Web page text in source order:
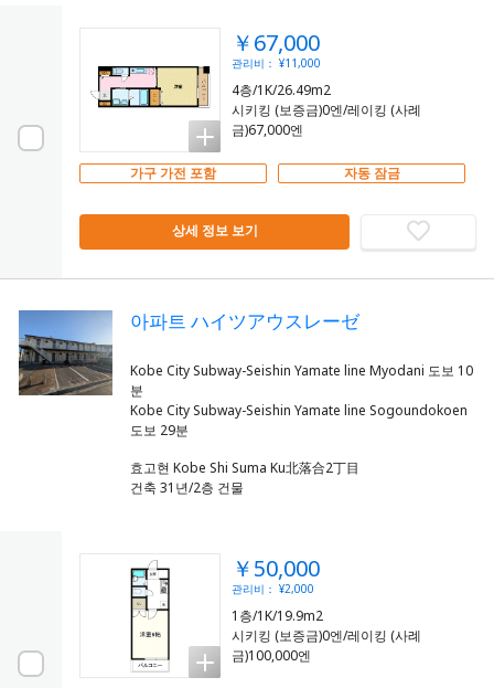
￥67,000
관리비： ¥11,000
4층/1K/26.49m2
시키킹 (보증금)0엔/레이킹 (사례
금)67,000엔
가구 가전 포함 자동 잠금
상세 정보 보기
아파트 ハイツアウスレーゼ
Kobe City Subway-Seishin Yamate line Myodani 도보 10
분
Kobe City Subway-Seishin Yamate line Sogoundokoen
효고현 Kobe Shi Suma Ku北落合2丁目
건축 31년/2층 건물
￥50,000
관리비： ¥2,000
1층/1K/19.9m2
시키킹 (보증금)0엔/레이킹 (사례
금)100,000엔